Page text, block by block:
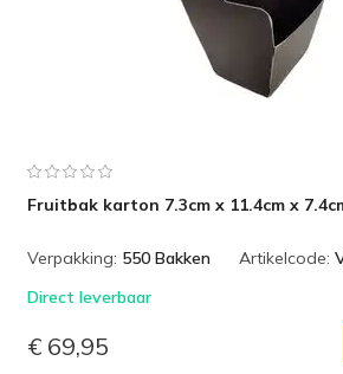
Fruitbak karton 7.3cm x 11.4cm x
Verpakking: 550 Bakken Artikelcode:
Direct leverbaar
€ 69,95